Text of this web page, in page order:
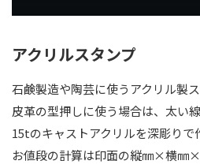
アクリルスタンプ
石鹸製造や陶芸に使うアクリル製ス
皮革の型押しに使う場合は、太い
15tのキャストアクリルを深彫りで
お値段の計算は印面の縦㎜×横㎜